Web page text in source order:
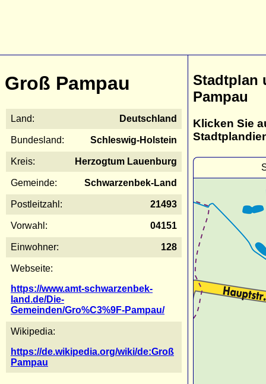
Groß Pampau
Land: Deutschland
Bundesland: Schleswig-Holstein
Kreis: Herzogtum Lauenburg
Gemeinde: Schwarzenbek-Land
Postleitzahl: 21493
Vorwahl: 04151
Einwohner: 128
Webseite:
https://www.amt-schwarzenbek-
land.de/Die-
Gemeinden/Gro%C3%9F-Pampau/
Wikipedia:
https://de.wikipedia.org/wiki/de:Groß
Pampau
Stadtplan
Pampau
Klicken Sie